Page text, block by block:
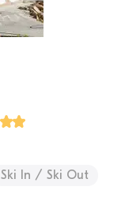
Ski In / Ski Out